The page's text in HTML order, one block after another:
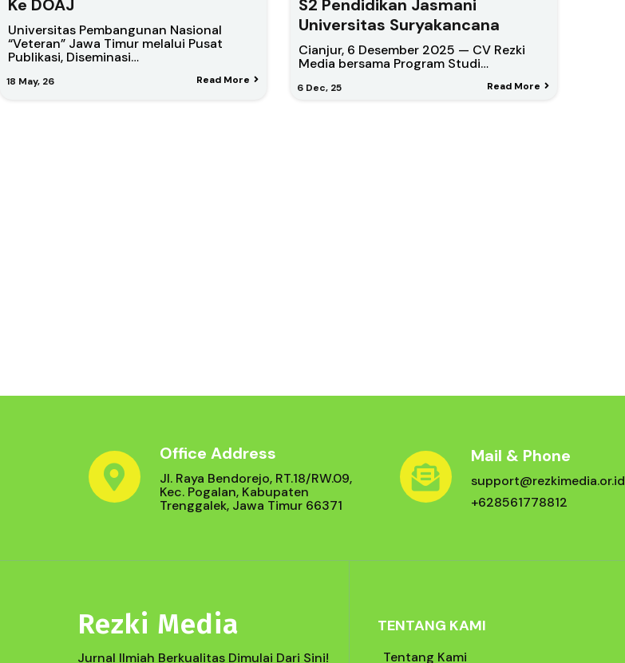
Ke DOAJ
18 May, 26
Universitas Pembangunan Nasional
“Veteran” Jawa Timur melalui Pusat
Publikasi, Diseminasi…
Read More
S2 Pendidikan Jasmani
Universitas Suryakancana
6 Dec, 25
Cianjur, 6 Desember 2025 — CV Rezki
Media bersama Program Studi…
Read More
Office Address
Jl. Raya Bendorejo, RT.18/RW.09,
Kec. Pogalan, Kabupaten
Trenggalek, Jawa Timur 66371
Mail & Phone
support@rezkimedia.or.id
+628561778812
Rezki Media
Jurnal Ilmiah Berkualitas Dimulai Dari Sini!
TENTANG KAMI
Tentang Kami